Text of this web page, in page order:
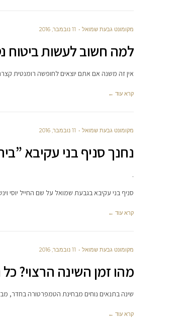
מקומונט גבעת שמואל 11 נובמבר, 2016
למה חשוב לעשות ביטוח
אין זה משנה אם אתם יוצאים לחופשה רומנטית
קרא עוד ←
מקומונט גבעת שמואל 11 נובמבר, 2016
נחנך סניף בני עקיבא
.
סניף בני עקיבא בגבעת שמואל על שם החייל יוסי
קרא עוד ←
מקומונט גבעת שמואל 11 נובמבר, 2016
מהו זמן השינה הרצוי?
שינה בתנאים נוחים מבחינת הטמפרטורה בחדר,
קרא עוד ←